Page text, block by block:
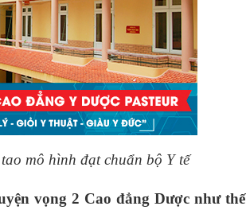
mô hình đạt chuẩn bộ Y tế
vọng 2 Cao đẳng Dược như thế